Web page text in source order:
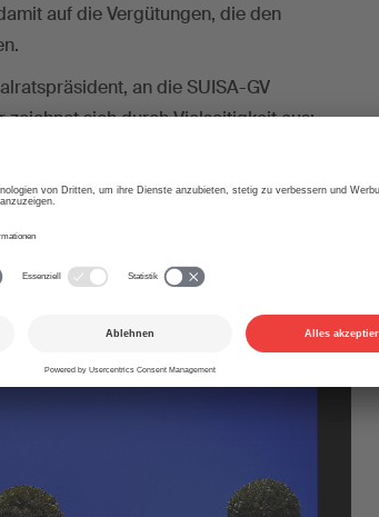
auf die Vergütungen, die den
an die SUISA-GV
zeichnet sich durch Vielseitigkeit aus:
kompetent. Ob und welche
hat, wird er in seiner
Musikförderstiftung der SUISA, über
verleiht den diesjährigen Stiftungspreis,